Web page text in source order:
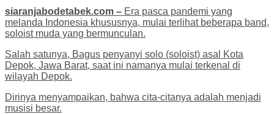
siaranjabodetabek.com – Era pasca pandemi yang
melanda Indonesia khususnya, mulai terlihat beberapa band,
soloist muda yang bermunculan.
Salah satunya, Bagus penyanyi solo (soloist) asal Kota
Depok, Jawa Barat, saat ini namanya mulai terkenal di
wilayah Depok.
Dirinya menyampaikan, bahwa cita-citanya adalah menjadi
musisi besar.